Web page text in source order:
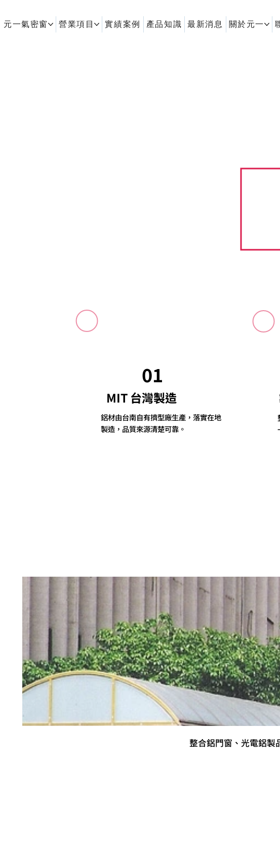
元一氣密窗 營業項目 實績案例 產品知識 最新消息 關於元一
01
MIT 台灣製造
鋁材由台南自有擠型廠生產，落實在地
製造，品質來源清楚可靠。
整合鋁門窗、光電鋁製